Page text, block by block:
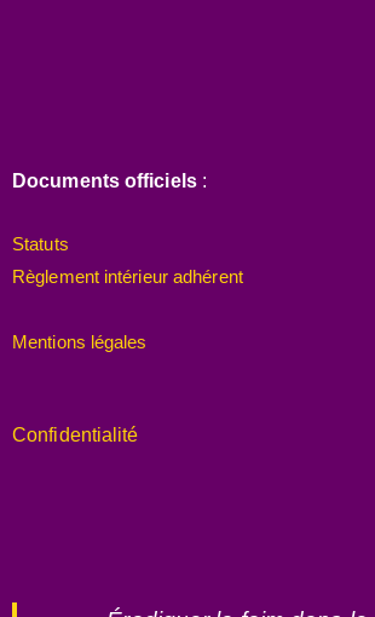
Documents officiels:
Statuts
Règlement intérieur adhérent
Mentions légales
Confidentialité